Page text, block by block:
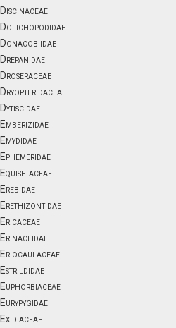
Discinaceae
Dolichopodidae
Donacobiidae
Drepanidae
Droseraceae
Dryopteridaceae
Dytiscidae
Emberizidae
Emydidae
Ephemeridae
Equisetaceae
Erebidae
Erethizontidae
Ericaceae
Erinaceidae
Eriocaulaceae
Estrildidae
Euphorbiaceae
Eurypygidae
Exidiaceae